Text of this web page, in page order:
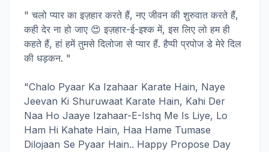
" चलो प्यार का इज़हार करते हैं, नए जीवन की शुरुवात करते हैं,
कही देर ना हो जाए 😍 इज़हार-ई-इश्क में, इस लिए लो हम ही
कहते हैं, हां हमें तुमसे दिलोजा से प्यार हैं. हैप्पी प्रपोज डे मेरे दिल
की धड़कन. "
"Chalo Pyaar Ka Izahaar Karate Hain, Naye
Jeevan Ki Shuruwaat Karate Hain, Kahi Der
Naa Ho Jaaye Izahaar-E-Ishq Me Is Liye, Lo
Ham Hi Kahate Hain, Haa Hame Tumase
Dilojaan Se Pyaar Hain.. Happy Propose Day